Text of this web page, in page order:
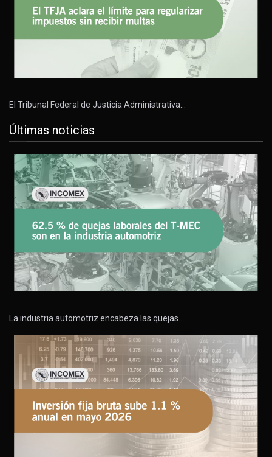
El Tribunal Federal de Justicia Administrativa…
Últimas noticias
La industria automotriz encabeza las quejas…